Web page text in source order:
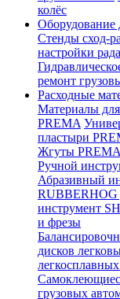
колёс
Оборудование
Стенды сход-
настройки
ремонт
Расходные
Материалы
PREMA
пластыри
Жгуты PREMA
Ручной
Абразивный
RUBBERHOG
инструмент
и фрезы
дисков
грузовых